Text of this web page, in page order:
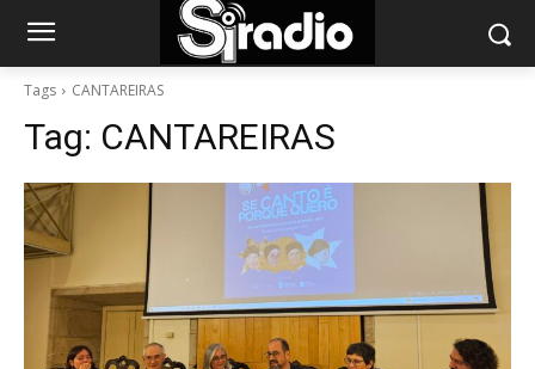
Tags CANTAREIRAS
Tag: CANTAREIRAS